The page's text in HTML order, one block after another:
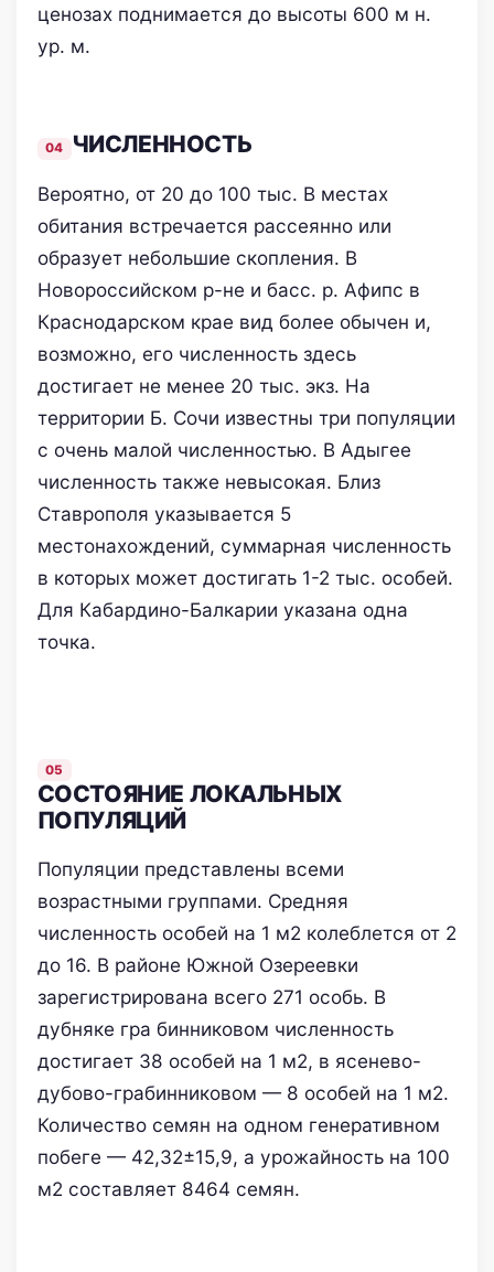
ценозах поднимается до высоты 600 м н.
ур. м.
ЧИСЛЕННОСТЬ
Вероятно, от 20 до 100 тыс. В местах
обитания встречается рассеянно или
образует небольшие скопления. В
Новороссийском р-не и басс. р. Афипс в
Краснодарском крае вид более обычен и,
возможно, его численность здесь
достигает не менее 20 тыс. экз. На
территории Б. Сочи известны три популяции
с очень малой численностью. В Адыгее
численность также невысокая. Близ
Ставрополя указывается 5
местонахождений, суммарная численность
в которых может достигать 1-2 тыс. особей.
Для Кабардино-Балкарии указана одна
точка.
СОСТОЯНИЕ ЛОКАЛЬНЫХ
ПОПУЛЯЦИЙ
Популяции представлены всеми
возрастными группами. Средняя
численность особей на 1 м2 колеблется от 2
до 16. В районе Южной Озереевки
зарегистрирована всего 271 особь. В
дубняке гра­ бинниковом численность
достигает 38 особей на 1 м2, в ясенево-
дубово-грабинниковом — 8 особей на 1 м2.
Количество семян на одном генеративном
побеге — 42,32±15,9, а урожайность на 100
м2 составляет 8464 семян.